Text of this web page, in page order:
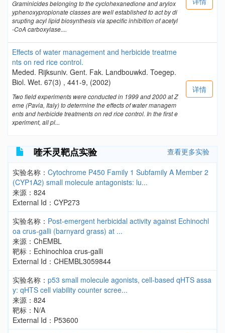
Graminicides belonging to the cyclohexanedione and arylox
yphenoxypropionate classes are well established to act by di
srupting acyl lipid biosynthesis via specific inhibition of acetyl
-CoA carboxylase....
Effects of water management and herbicide treatme
nts on red rice control.
Meded. Rijksuniv. Gent. Fak. Landbouwkd. Toegep.
Biol. Wet. 67(3) , 441-9, (2002)
Two field experiments were conducted in 1999 and 2000 at Z
eme (Pavia, Italy) to determine the effects of water managem
ents and herbicide treatments on red rice control. In the first e
xperiment, all pl...
详情
喹禾灵靶点实验 查看更多实验
实验名称： Cytochrome P450 Family 1 Subfamily A Member 2
(CYP1A2) small molecule antagonists: lu...
来源：824
External Id：CYP273
实验名称： Post-emergent herbicidal activity against Echinochl
oa crus-galli (barnyard grass) at ...
来源：ChEMBL
靶标：Echinochloa crus-galli
External Id：CHEMBL3059844
实验名称： p53 small molecule agonists, cell-based qHTS assa
y: qHTS cell viability counter scree...
来源：824
靶标：N/A
External Id：P53600